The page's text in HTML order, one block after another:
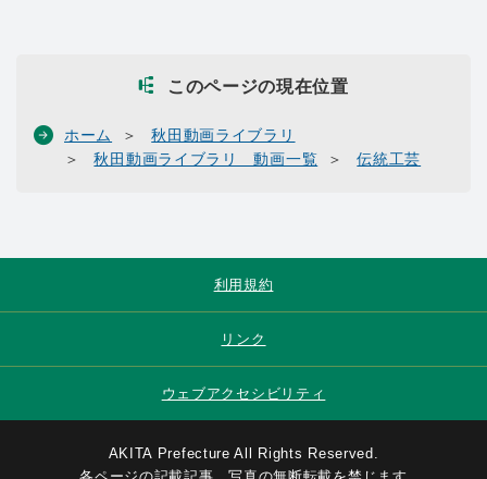
このページの現在位置
ホーム
秋田動画ライブラリ
秋田動画ライブラリ 動画一覧
伝統工芸
利用規約
リンク
ウェブアクセシビリティ
AKITA Prefecture All Rights Reserved.